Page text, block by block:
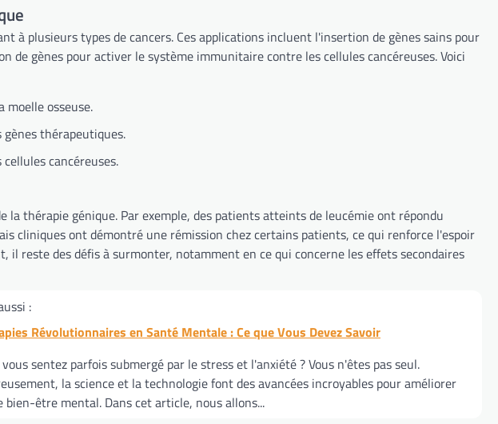
à plusieurs types de cancers. Ces applications incluent l'insertion de gènes sains pour
de gènes pour activer le système immunitaire contre les cellules cancéreuses. Voici
moelle osseuse.
thérapeutiques.
cancéreuses.
thérapie génique. Par exemple, des patients atteints de leucémie ont répondu
cliniques ont démontré une rémission chez certains patients, ce qui renforce l'espoir
il reste des défis à surmonter, notamment en ce qui concerne les effets secondaires
:
Révolutionnaires en Santé Mentale : Ce que Vous Devez Savoir
vous sentez parfois submergé par le stress et l'anxiété ? Vous n'êtes pas seul.
la science et la technologie font des avancées incroyables pour améliorer
bien-être mental. Dans cet article, nous allons...